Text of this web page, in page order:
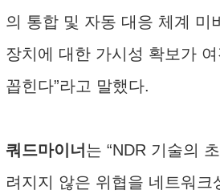
의 통합 및 자동 대응 체계
장치에 대한 가시성 확보가
꼽힌다”라고 말했다.
쿼드마이너 는 “NDR 기술의
려지지 않은 위협을 네트워크